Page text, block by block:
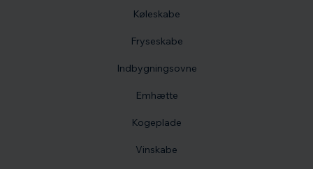
Køleskabe
Fryseskabe
Indbygningsovne
Emhætte
Kogeplade
Vinskabe